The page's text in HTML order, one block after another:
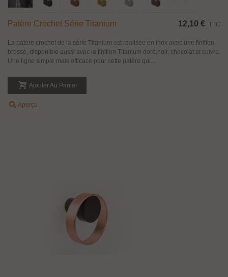
Patère Crochet Série Titanium 12,10 € TTC
La patère crochet de la série Titanium est réalisée en inox avec une finition
brossé, disponible aussi avec la finition Titanium doré,noir, chocolat et cuivre.
Une ligne simple mais efficace pour cette patère qui...
Ajouter Au Panier
Aperçu